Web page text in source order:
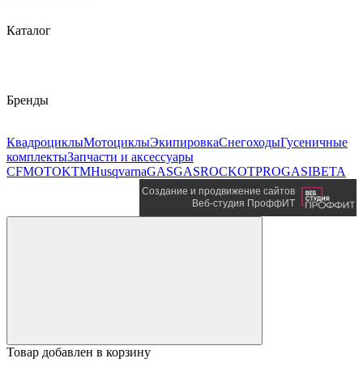
Каталог
Бренды
КвадроциклыМотоциклыЭкипировкаСнегоходыГусеничные
комплектыЗапчасти и аксессуары
CFMOTOKTMHusqvarnaGASGASROCKOTPROGASIBETA
Создание и продвижение сайтов
Веб-студия ПроффИТ
Товар добавлен в корзину